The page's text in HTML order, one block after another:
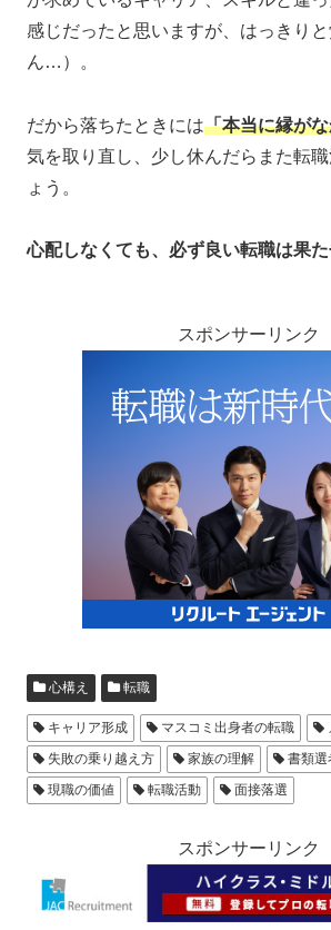
感じだったと思いますが、はっきり
ん…）。
だから落ちたときには「本当に縁が
気を取り直し、少し休んだらまた転
ょう。
心配しなくても、必ず良い転職は果た
スポンサーリンク
心構え 転職
キャリア形成 マスコミ出身者の転職
失敗の乗り越え方
家族の理解 書類選
現職の価値
転職活動 面接落選
スポンサーリンク